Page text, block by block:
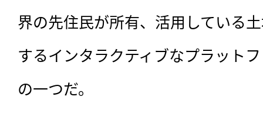
界の先住民が所有、活用している
するインタラクティブなプラット
の一つだ。